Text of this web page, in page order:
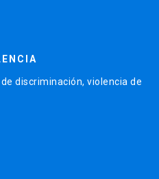
discriminación, violencia de